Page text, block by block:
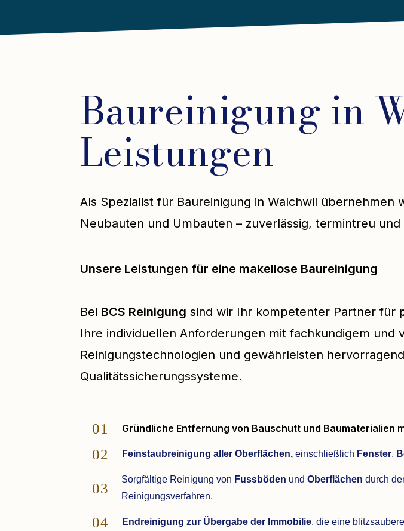
Baureinigung in
Leistungen
Als Spezialist für Baureinigung in Walchwil übernehmen
Neubauten und Umbauten – zuverlässig, termintreu
Unsere Leistungen für eine makellose Baureinigung
Bei BCS Reinigung sind wir Ihr kompetenter Partner für
Ihre individuellen Anforderungen mit fachkundigem
Reinigungstechnologien und gewährleisten
Qualitätssicherungssysteme.
01 Gründliche Entfernung von Bauschutt und Baumaterialien
02 Feinstaubreinigung aller Oberflächen,einschließlich Fenster,
03
Sorgfältige Reinigung von Fussböden undOberflächen durch
Reinigungsverfahren.
04 Endreinigung zur Übergabe der Immobilie, die eine